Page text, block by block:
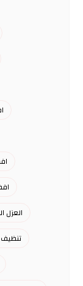
العزل
تنظيف